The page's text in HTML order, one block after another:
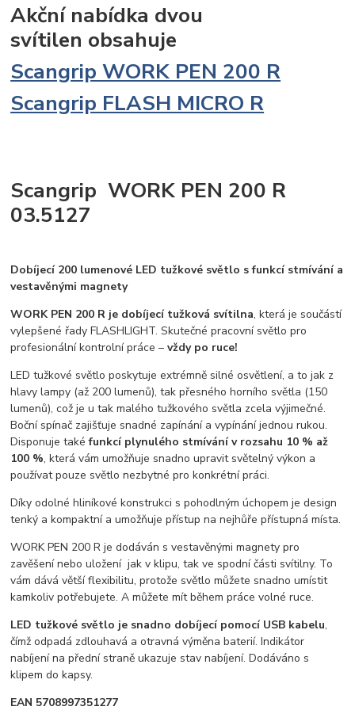
Akční nabídka dvou
svítilen obsahuje
Scangrip WORK PEN 200 R
Scangrip FLASH MICRO R
Scangrip WORK PEN 200 R
03.5127
Dobíjecí 200 lumenové LED tužkové světlo s funkcí stmívání a
vestavěnými magnety
WORK PEN 200 R je dobíjecí tužková svítilna, která je součástí
vylepšené řady FLASHLIGHT. Skutečné pracovní světlo pro
profesionální kontrolní práce –vždy po ruce!
LED tužkové světlo poskytuje extrémně silné osvětlení, a to jak z
hlavy lampy (až 200 lumenů), tak přesného horního světla (150
lumenů), což je u tak malého tužkového světla zcela výjimečné.
Boční spínač zajišťuje snadné zapínání a vypínání jednou rukou.
Disponuje takéfunkcí plynulého stmívání v rozsahu 10 % až
100 %, která vám umožňuje snadno upravit světelný výkon a
používat pouze světlo nezbytné pro konkrétní práci.
Díky odolné hliníkové konstrukci s pohodlným úchopem je design
tenký a kompaktní a umožňuje přístup na nejhůře přístupná místa.
WORK PEN 200 R je dodáván s vestavěnými magnety pro
zavěšení nebo uložení jak v klipu, tak ve spodní části svítilny. To
vám dává větší flexibilitu, protože světlo můžete snadno umístit
kamkoliv potřebujete. A můžete mít během práce volné ruce.
LED tužkové světlo je snadno dobíjecí pomocí USB kabelu,
čímž odpadá zdlouhavá a otravná výměna baterií. Indikátor
nabíjení na přední straně ukazuje stav nabíjení. Dodáváno s
klipem do kapsy.
EAN 5708997351277